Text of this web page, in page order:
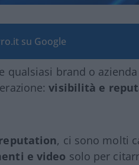
su Google
qualsiasi brand o
visibilità e
, ci sono molti
e video solo per